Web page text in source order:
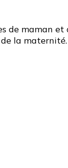
de maman
la maternité.